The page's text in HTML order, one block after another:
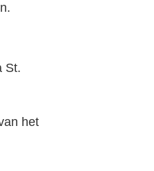
St.
het